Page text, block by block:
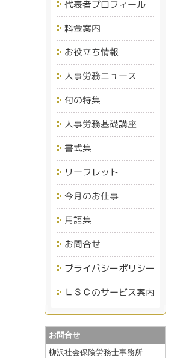
お問合せ
柳沢社会保険労務士事務所